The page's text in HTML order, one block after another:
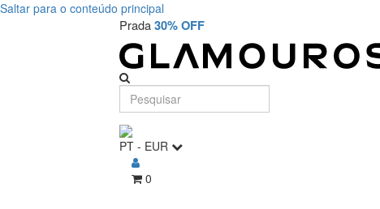
Saltar para o conteúdo principal
Prada30% OFF
PT - EUR
0